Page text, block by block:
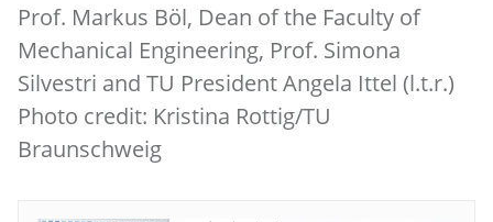
Prof. Markus Böl, Dean of the Faculty of
Mechanical Engineering, Prof. Simona
Silvestri and TU President Angela Ittel (l.t.r.)
Photo credit: Kristina Rottig/TU
Braunschweig